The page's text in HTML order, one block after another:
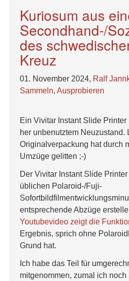
Kuriosum aus
Secondhand-/
des
Kreuz
01. November 2024, Ralf
Sammeln, Ausprobieren
Ein Vivitar Instant Slide Printer
her unbenutztem Neuzustand.
Originalverpackung hat durch
Umzüge gelitten ;-)
Der Vivitar Instant Slide
üblichen Polaroid-/Fuji-
entsprechende Abzüge
Youtubevideo zeigt die
Ergebnis, sprich ohne
Grund hat.
Ich habe das Teil für
mitgenommen, zumal ich noch